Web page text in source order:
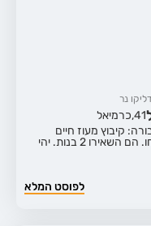
נר
41, כרמיאל
קיבוץ מעוז חיים
מטיאס ורעייתו יצאו לחגוג במסיבה ונרצחו. הם השאירו 2 בנות. יהי
לפוסט המלא